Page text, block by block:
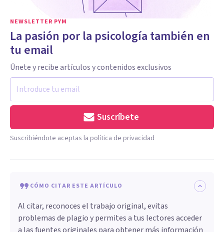
NEWSLETTER PYM
La pasión por la psicología también en
tu email
Únete y recibe artículos y contenidos exclusivos
Suscríbete
Suscribiéndote aceptas la política de privacidad
CÓMO CITAR ESTE ARTÍCULO
Al citar, reconoces el trabajo original, evitas
problemas de plagio y permites a tus lectores acceder